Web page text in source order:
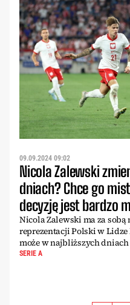
09.09.2024 09:02
Nicola Zalewski
dniach? Chce go
decyzję jest bardzo
Nicola Zalewski ma za
reprezentacji Polski w Lidze
może w najbliższych
SERIE A